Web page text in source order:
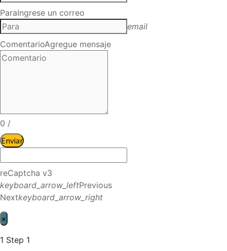
ParaIngrese un correo
email
ComentarioAgregue mensaje
0 /
Enviar
reCaptcha v3
keyboard_arrow_leftPrevious
Nextkeyboard_arrow_right
×
1 Step 1